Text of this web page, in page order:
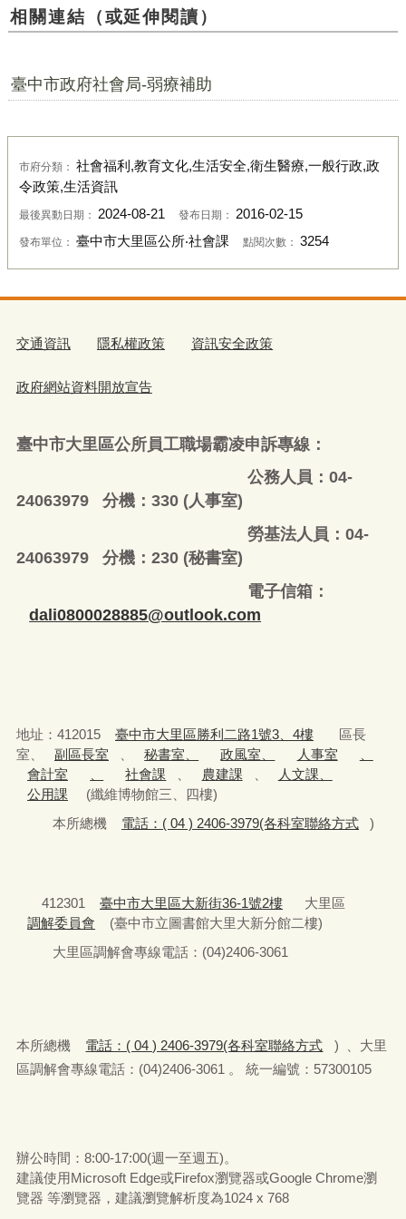
相關連結（或延伸閱讀）
臺中市政府社會局-弱療補助
市府分類： 社會福利,教育文化,生活安全,衛生醫療,一般行政,政
令政策,生活資訊
最後異動日期： 2024-08-21 發布日期： 2016-02-15
發布單位： 臺中市大里區公所‧社會課 點閱次數： 3254
交通資訊 隱私權政策 資訊安全政策
政府網站資料開放宣告
臺中市大里區公所員工職場霸凌申訴專線：
公務人員：04-
24063979 分機：330 (人事室)
勞基法人員：04-
24063979 分機：230 (秘書室)
電子信箱：
dali0800028885@outlook.com
地址：412015 臺中市大里區勝利二路1號3、4樓
區長
室、
副區長室 秘書室、 政風室、 人事室
會計室
社會課 農建課
人文課、
公用課
(纖維博物館三、四樓)
本所總機
電話：( 04 ) 2406-3979(各科室聯絡方式 )
412301 臺中市大里區大新街36-1號2樓
大里區
調解委員會
(臺中市立圖書館大里大新分館二樓)
大里區調解會專線電話：(04)2406-3061
本所總機 電話：( 04 ) 2406-3979(各科室聯絡方式
) 、大里
區調解會專線電話：(04)2406-3061 。 統一編號：57300105
辦公時間：8:00-17:00(週一至週五)。
建議使用Microsoft Edge或Firefox瀏覽器或Google Chrome瀏
覽器 等瀏覽器，建議瀏覽解析度為1024 x 768